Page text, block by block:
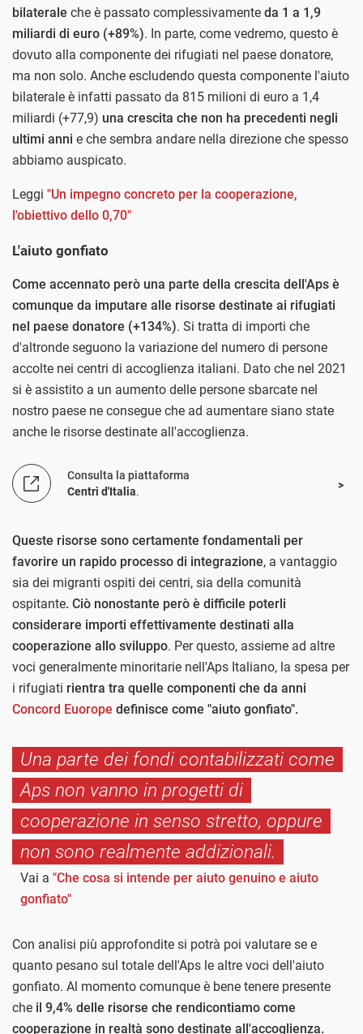
bilaterale che è passato complessivamente da 1 a 1,9
miliardi di euro (+89%). In parte, come vedremo, questo è
dovuto alla componente dei rifugiati nel paese donatore,
ma non solo. Anche escludendo questa componente l'aiuto
bilaterale è infatti passato da 815 milioni di euro a 1,4
miliardi (+77,9) una crescita che non ha precedenti negli
ultimi anni e che sembra andare nella direzione che spesso
abbiamo auspicato.
Leggi "Un impegno concreto per la cooperazione,
l'obiettivo dello 0,70"
L'aiuto gonfiato
Come accennato però una parte della crescita dell'Aps è
comunque da imputare alle risorse destinate ai rifugiati
nel paese donatore (+134%). Si tratta di importi che
d'altronde seguono la variazione del numero di persone
accolte nei centri di accoglienza italiani. Dato che nel 2021
si è assistito a un aumento delle persone sbarcate nel
nostro paese ne consegue che ad aumentare siano state
anche le risorse destinate all'accoglienza.
Consulta la piattaforma
Centri d'Italia.
Queste risorse sono certamente fondamentali per
favorire un rapido processo di integrazione, a vantaggio
sia dei migranti ospiti dei centri, sia della comunità
ospitante. Ciò nonostante però è difficile poterli
considerare importi effettivamente destinati alla
cooperazione allo sviluppo. Per questo, assieme ad altre
voci generalmente minoritarie nell'Aps Italiano, la spesa per
i rifugiati rientra tra quelle componenti che da anni
Concord Euorope definisce come "aiuto gonfiato".
Una parte dei fondi contabilizzati come
Aps non vanno in progetti di
cooperazione in senso stretto, oppure
non sono realmente addizionali.
Vai a "Che cosa si intende per aiuto genuino e aiuto
gonfiato"
Con analisi più approfondite si potrà poi valutare se e
quanto pesano sul totale dell'Aps le altre voci dell'aiuto
gonfiato. Al momento comunque è bene tenere presente
che il 9,4% delle risorse che rendicontiamo come
cooperazione in realtà sono destinate all'accoglienza.